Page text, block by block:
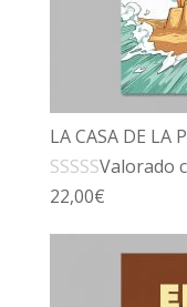
LA CASA DE LA
Valorado
22,00€